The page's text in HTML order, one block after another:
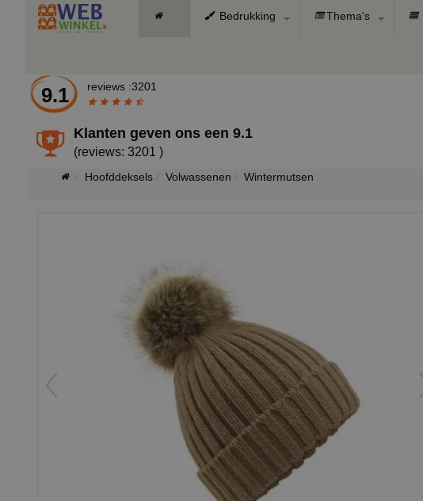
Bedrukking Thema's
9.1 reviews :3201
Klanten geven ons een9.1
(reviews: 3201 )
Hoofddeksels Volwassenen Wintermutsen